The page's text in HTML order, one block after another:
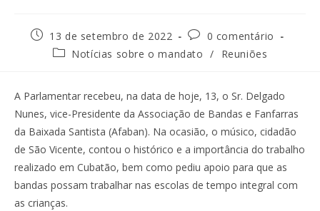
13 de setembro de 2022
0 comentário
Notícias sobre o mandato / Reuniões
A Parlamentar recebeu, na data de hoje, 13, o Sr. Delgado
Nunes, vice-Presidente da Associação de Bandas e Fanfarras
da Baixada Santista (Afaban). Na ocasião, o músico, cidadão
de São Vicente, contou o histórico e a importância do trabalho
realizado em Cubatão, bem como pediu apoio para que as
bandas possam trabalhar nas escolas de tempo integral com
as crianças.